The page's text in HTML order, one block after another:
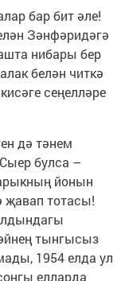
бар бит әле!
Зәнфәридәгә
нибары бер
белән читкә
сеңелләре
дә тәнем
булса –
йонын
җавап тотасы!
тынгысыз
1954 елда ул
елларда